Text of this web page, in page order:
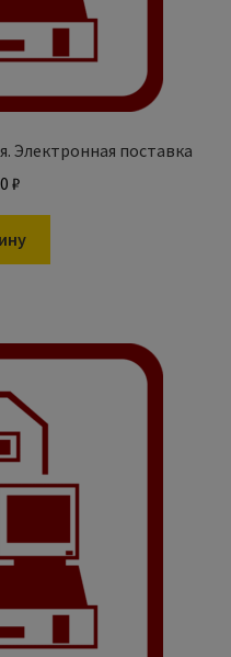
Электронная поставка
₽